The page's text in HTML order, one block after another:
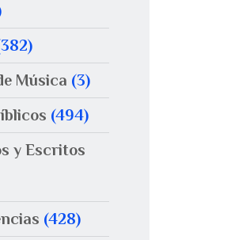
Música (3)
(494)
y Escritos
(428)